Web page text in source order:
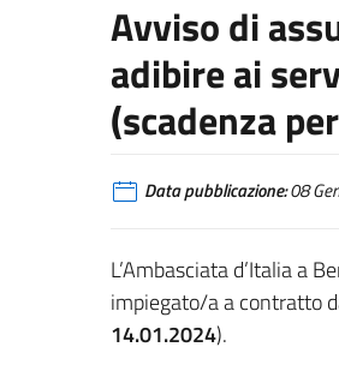
Avviso di
adibire ai
(scadenza
Data pubblicazione:08
L’Ambasciata d’Italia a
impiegato/a a contratto
14.01.2024).